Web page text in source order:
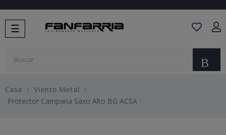
Navegación
de
☰
Casa
Viento Metal
Protector Campana Saxo Alto BG ACSA